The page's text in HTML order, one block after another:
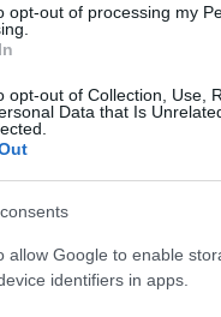
opt-out of processing my
opt-out of Collection, Use,
Data that Is
allow Google to enable
identifiers in apps.